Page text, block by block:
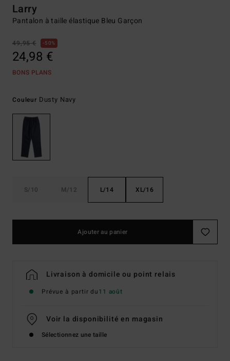
Larry
Pantalon à taille élastique Bleu Garçon
49,95 € 50%
24,98 €
BONS PLANS
Couleur Dusty Navy
S/10 M/12 L/14 XL/16
Ajouter au panier
Livraison à domicile ou point relais
Prévue à partir du11 août
Voir la disponibilité en magasin
Sélectionnez une taille